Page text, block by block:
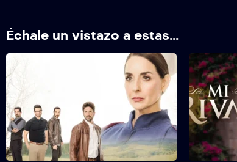
Échale un vistazo a estas...